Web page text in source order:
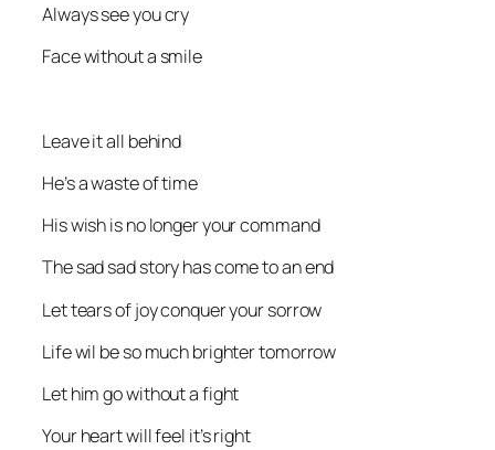
Always see you cry
Face without a smile
Leave it all behind
He’s a waste of time
His wish is no longer your command
The sad sad story has come to an end
Let tears of joy conquer your sorrow
Life wil be so much brighter tomorrow
Let him go without a fight
Your heart will feel it’s right